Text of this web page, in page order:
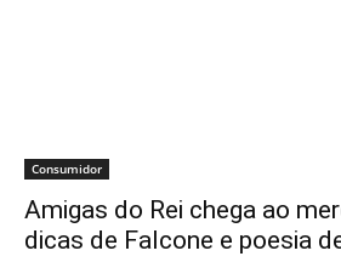
Consumidor
Amigas do Rei chega ao
dicas de Falcone e poesia